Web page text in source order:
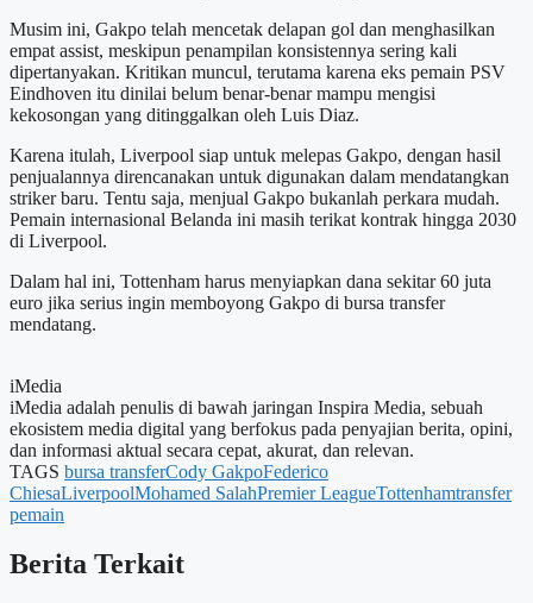
Musim ini, Gakpo telah mencetak delapan gol dan menghasilkan
empat assist, meskipun penampilan konsistennya sering kali
dipertanyakan. Kritikan muncul, terutama karena eks pemain PSV
Eindhoven itu dinilai belum benar-benar mampu mengisi
kekosongan yang ditinggalkan oleh Luis Diaz.
Karena itulah, Liverpool siap untuk melepas Gakpo, dengan hasil
penjualannya direncanakan untuk digunakan dalam mendatangkan
striker baru. Tentu saja, menjual Gakpo bukanlah perkara mudah.
Pemain internasional Belanda ini masih terikat kontrak hingga 2030
di Liverpool.
Dalam hal ini, Tottenham harus menyiapkan dana sekitar 60 juta
euro jika serius ingin memboyong Gakpo di bursa transfer
mendatang.
iMedia
iMedia adalah penulis di bawah jaringan Inspira Media, sebuah
ekosistem media digital yang berfokus pada penyajian berita, opini,
dan informasi aktual secara cepat, akurat, dan relevan.
TAGS bursa transferCody GakpoFederico
ChiesaLiverpoolMohamed SalahPremier LeagueTottenhamtransfer
pemain
Berita Terkait